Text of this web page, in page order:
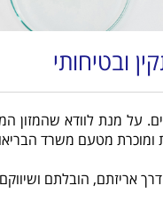
ובטיחותי
על מנת לוודא שהמזון
ומוכרת מטעם משרד
אריזתם, הובלתם